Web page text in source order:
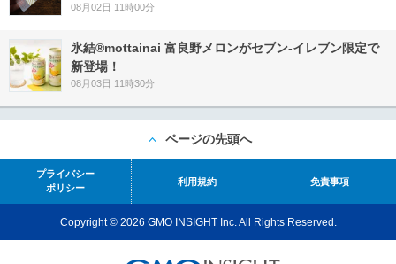
08月02日 11時00分
氷結®mottainai 富良野メロンがセブン‐イレブン限定で
新登場！
08月03日 11時30分
ページの先頭へ
プライバシー
ポリシー
利用規約 免責事項
Copyright © 2026 GMO INSIGHT Inc. All Rights Reserved.